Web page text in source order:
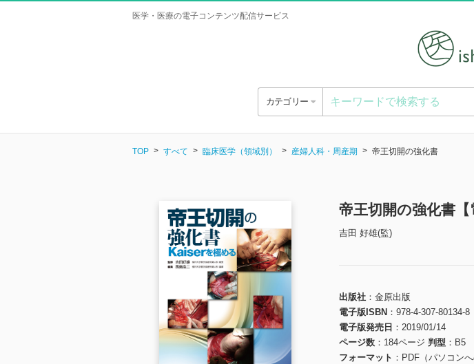
医学・医療の電子コンテンツ配信サービス
カテゴリー
TOP すべて 臨床医学（領域別） 産婦人科・周産期 帝王切開の強化書
帝王切開の強化書【
吉田 好雄(監)
出版社
金原出版
電子版ISBN
978-4-307-80134-8
電子版発売日
2019/01/14
ページ数
184ページ 判型
B5
フォーマット
PDF（パソコン